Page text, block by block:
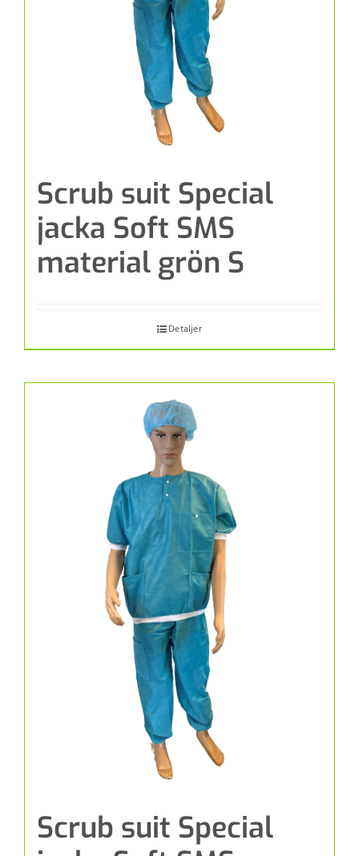
Scrub suit Special
jacka Soft SMS
material grön S
Detaljer
Scrub suit Special